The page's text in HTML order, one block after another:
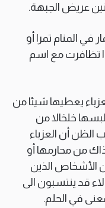
عريض الجبهة.
في المنام تمرا أو
تظافرت مع اسم
يعطيها شيئا من
خلخالا من
الظن أن العزباء
من محارمها أو
الأشخاص الذين
قد ينتسبون الى
في الحلم.